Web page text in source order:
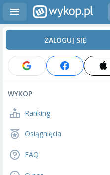
ZALOGUJ SIĘ
WYKOP
Ranking
Osiągnięcia
FAQ